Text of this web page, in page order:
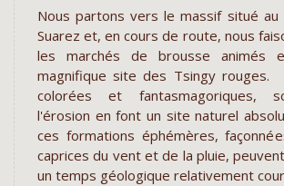
Nous partons vers le massif situé au
Suarez et, en cours de route, nous
les marchés de brousse animés
magnifique site des Tsingy rouges.
colorées et fantasmagoriques,
l'érosion en font un site naturel
ces formations éphémères,
caprices du vent et de la pluie,
un temps géologique relativement